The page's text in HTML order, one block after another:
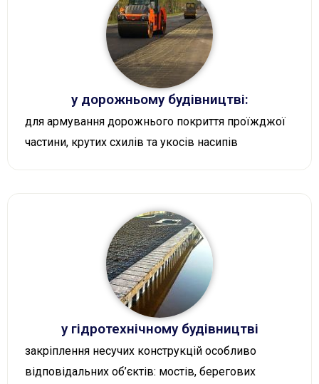
у дорожньому будівництві:
для армування дорожнього покриття проїжджої
частини, крутих схилів та укосів насипів
у гідротехнічному будівництві
закріплення несучих конструкцій особливо
відповідальних об’єктів: мостів, берегових